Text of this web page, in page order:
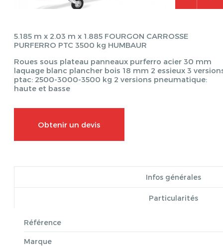
5.185 m x 2.03 m x 1.885 FOURGON CARROSSE
PURFERRO PTC 3500 kg HUMBAUR
Roues sous plateau panneaux purferro acier 30 mm
laquage blanc plancher bois 18 mm 2 essieux 3
ptac: 2500-3000-3500 kg 2 versions pneumatique:
haute et basse
Obtenir un devis
Infos générales
Particularités
Référence
Marque